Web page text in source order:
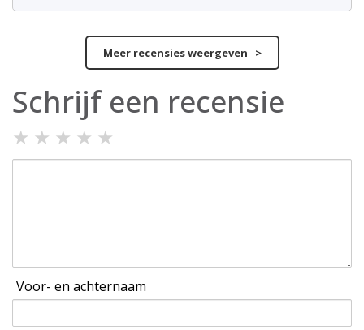
Meer recensies weergeven >
Schrijf een recensie
★ ★ ★ ★ ★
Voor- en achternaam